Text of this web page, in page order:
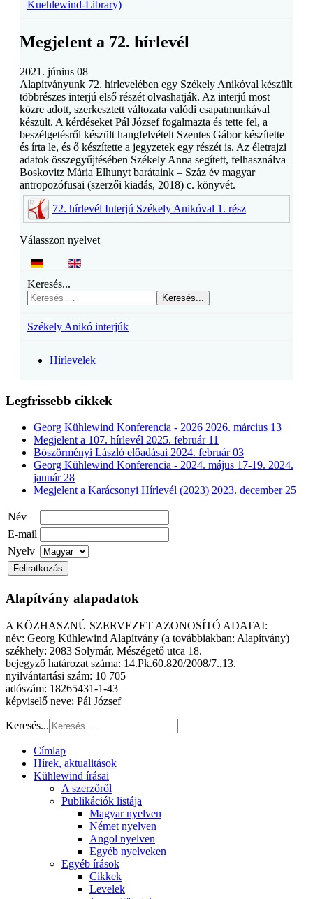
Kuehlewind-Library)
Megjelent a 72. hírlevél
2021. június 08
Alapítványunk 72. hírlevelében egy Székely Anikóval készült
többrészes interjú első részét olvashatják. Az interjú most
közre adott, szerkesztett változata valódi csapatmunkával
készült. A kérdéseket Pál József fogalmazta és tette fel, a
beszélgetésről készült hangfelvételt Szentes Gábor készítette
és írta le, és ő készítette a jegyzetek egy részét is. Az életrajzi
adatok összegyűjtésében Székely Anna segített, felhasználva
Boskovitz Mária Elhunyt barátaink – Száz év magyar
antropozófusai (szerzői kiadás, 2018) c. könyvét.
72. hírlevél Interjú Székely Anikóval 1. rész
Válasszon nyelvet
Keresés...
Keresés...
Székely Anikó interjúk
Hírlevelek
Legfrissebb cikkek
Georg Kühlewind Konferencia - 2026 2026. március 13
Megjelent a 107. hírlevél 2025. február 11
Böszörményi László előadásai 2024. február 03
Georg Kühlewind Konferencia - 2024. május 17-19. 2024.
január 28
Megjelent a Karácsonyi Hírlevél (2023) 2023. december 25
Név
E-mail
Nyelv
Alapítvány alapadatok
A KÖZHASZNÚ SZERVEZET AZONOSÍTÓ ADATAI:
név: Georg Kühlewind Alapítvány (a továbbiakban: Alapítvány)
székhely: 2083 Solymár, Mészégető utca 18.
bejegyző határozat száma: 14.Pk.60.820/2008/7.,13.
nyilvántartási szám: 10 705
adószám: 18265431-1-43
képviselő neve: Pál József
Keresés...
Címlap
Hírek, aktualitások
Kühlewind írásai
A szerzőről
Publikációk listája
Magyar nyelven
Német nyelven
Angol nyelven
Egyéb nyelveken
Egyéb írások
Cikkek
Levelek